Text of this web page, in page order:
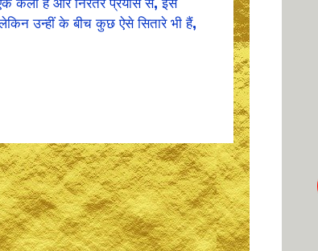
उन्हीं के बीच कुछ ऐसे सितारे भी हैं,